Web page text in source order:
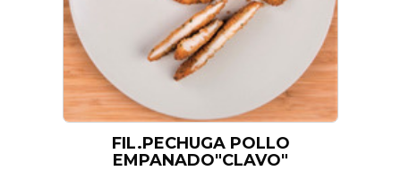
FIL.PECHUGA POLLO
EMPANADO"CLAVO"